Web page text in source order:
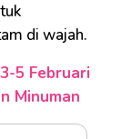
di wajah.
5 Februari
Minuman